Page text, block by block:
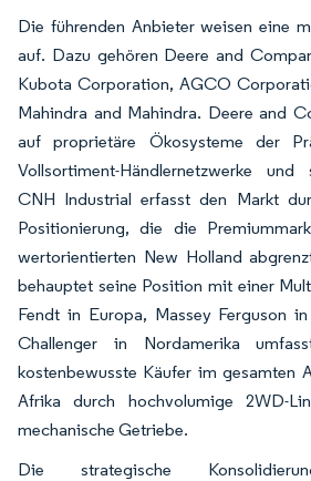
Die führenden Anbieter weisen eine
auf. Dazu gehören Deere and
Kubota Corporation, AGCO
Mahindra and Mahindra. Deere and
auf proprietäre Ökosysteme der
Vollsortiment-Händlernetzwerke und
CNH Industrial erfasst den Markt
Positionierung, die die
wertorientierten New Holland
behauptet seine Position mit einer
Fendt in Europa, Massey Ferguson
Challenger in Nordamerika
kostenbewusste Käufer im gesamten
Afrika durch hochvolumige 2WD-
mechanische Getriebe.
Die strategische